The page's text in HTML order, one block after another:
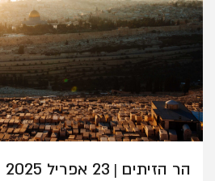
הר הזיתים | 23 אפריל 2025